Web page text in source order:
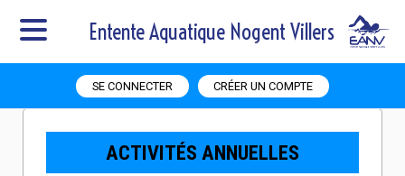
Entente Aquatique Nogent Villers
SE CONNECTER CRÉER UN COMPTE
ACTIVITÉS ANNUELLES